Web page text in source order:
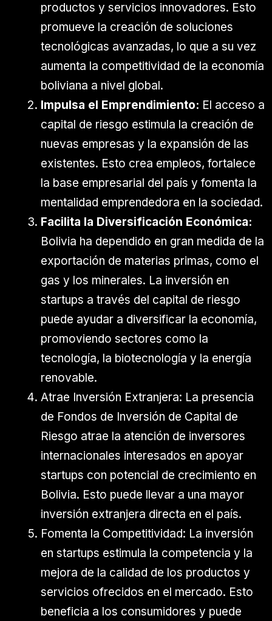
productos y servicios innovadores. Esto
promueve la creación de soluciones
tecnológicas avanzadas, lo que a su vez
aumenta la competitividad de la economía
boliviana a nivel global.
Impulsa el Emprendimiento: El acceso a
capital de riesgo estimula la creación de
nuevas empresas y la expansión de las
existentes. Esto crea empleos, fortalece
la base empresarial del país y fomenta la
mentalidad emprendedora en la sociedad.
Facilita la Diversificación Económica:
Bolivia ha dependido en gran medida de la
exportación de materias primas, como el
gas y los minerales. La inversión en
startups a través del capital de riesgo
puede ayudar a diversificar la economía,
promoviendo sectores como la
tecnología, la biotecnología y la energía
renovable.
Atrae Inversión Extranjera: La presencia
de Fondos de Inversión de Capital de
Riesgo atrae la atención de inversores
internacionales interesados en apoyar
startups con potencial de crecimiento en
Bolivia. Esto puede llevar a una mayor
inversión extranjera directa en el país.
Fomenta la Competitividad: La inversión
en startups estimula la competencia y la
mejora de la calidad de los productos y
servicios ofrecidos en el mercado. Esto
beneficia a los consumidores y puede